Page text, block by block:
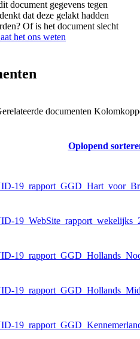
document gegevens tegen
dat deze gelakt hadden
Of is het document slecht
het ons weten
documenten
Oplopend